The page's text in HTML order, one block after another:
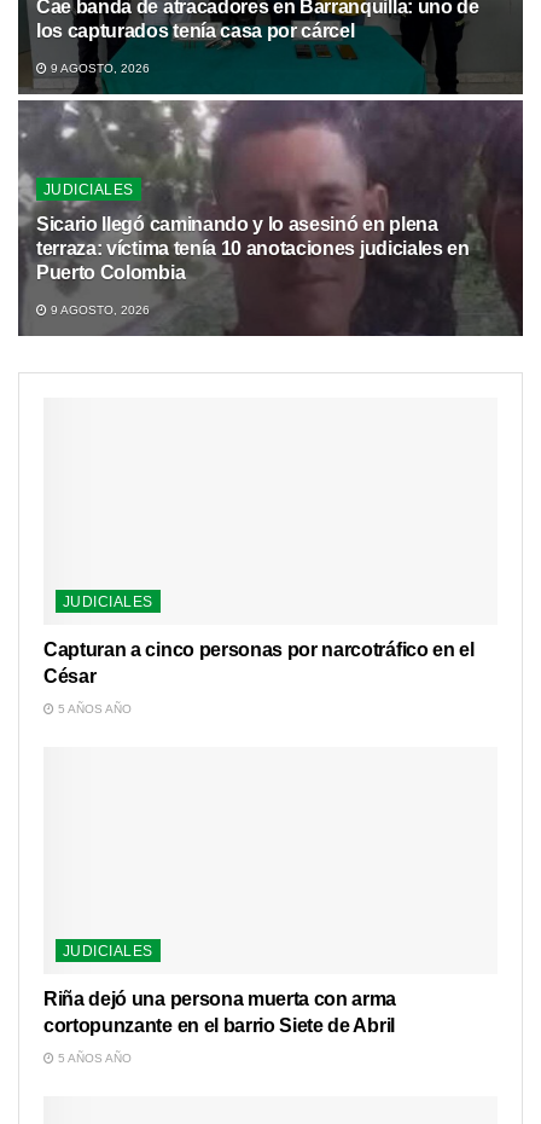
Cae banda de atracadores en Barranquilla: uno de
los capturados tenía casa por cárcel
9 AGOSTO, 2026
JUDICIALES
Sicario llegó caminando y lo asesinó en plena
terraza: víctima tenía 10 anotaciones judiciales en
Puerto Colombia
9 AGOSTO, 2026
JUDICIALES
Capturan a cinco personas por narcotráfico en el
César
5 AÑOS AÑO
JUDICIALES
Riña dejó una persona muerta con arma
cortopunzante en el barrio Siete de Abril
5 AÑOS AÑO